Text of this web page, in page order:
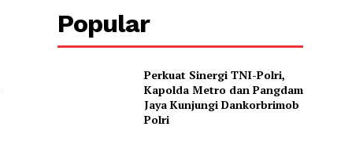
Popular
Perkuat Sinergi TNI-Polri,
Kapolda Metro dan Pangdam
Jaya Kunjungi Dankorbrimob
Polri